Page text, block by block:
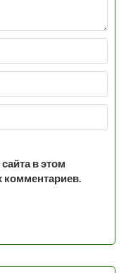
в этом